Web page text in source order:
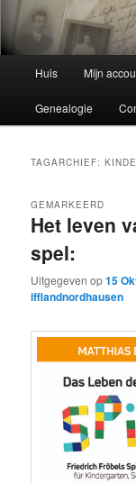
Huis Mijn
Genealogie
TAGARCHIEF:
Het leven
spel:
GEMARKEERD
Uitgegeven op15
ifflandnordhausen